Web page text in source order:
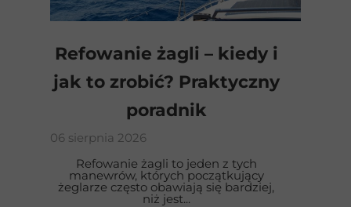
Refowanie żagli – kiedy i
jak to zrobić? Praktyczny
poradnik
06 sierpnia 2026
Refowanie żagli to jeden z tych
manewrów, których początkujący
żeglarze często obawiają się bardziej,
niż jest...